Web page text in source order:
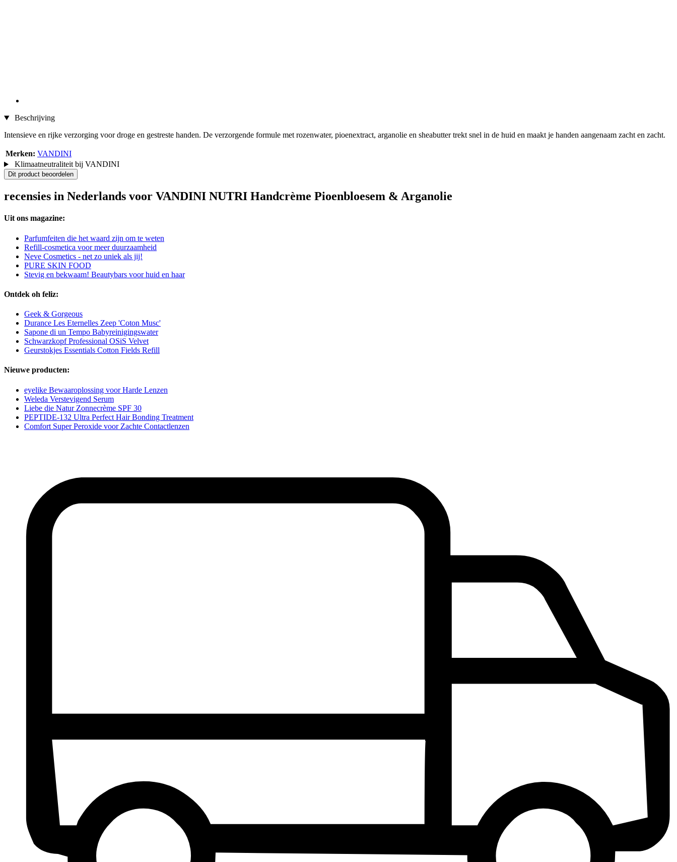
Beschrijving
Intensieve en rijke verzorging voor droge en gestreste handen. De verzorgende formule met rozenwater, pioenextract, arganolie en sheabutter trekt snel in de huid en maakt je handen aangenaam zacht en zacht.
Merken: VANDINI
Klimaatneutraliteit bij VANDINI
Dit product beoordelen
recensies in Nederlands voor VANDINI NUTRI Handcrème Pioenbloesem & Arganolie
Uit ons magazine:
Parfumfeiten die het waard zijn om te weten
Refill-cosmetica voor meer duurzaamheid
Neve Cosmetics - net zo uniek als jij!
PURE SKIN FOOD
Stevig en bekwaam! Beautybars voor huid en haar
Ontdek oh feliz:
Geek & Gorgeous
Durance Les Eternelles Zeep 'Coton Musc'
Sapone di un Tempo Babyreinigingswater
Schwarzkopf Professional OSiS Velvet
Geurstokjes Essentials Cotton Fields Refill
Nieuwe producten:
eyelike Bewaaroplossing voor Harde Lenzen
Weleda Verstevigend Serum
Liebe die Natur Zonnecrème SPF 30
PEPTIDE-132 Ultra Perfect Hair Bonding Treatment
Comfort Super Peroxide voor Zachte Contactlenzen